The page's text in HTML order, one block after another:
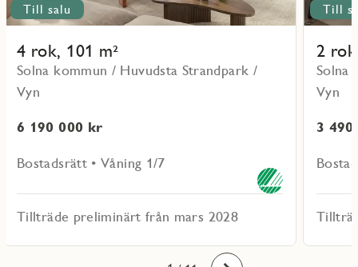
Till salu
4 rok, 101 m²
Solna kommun / Huvudsta Strandpark /
Vyn
6 190 000 kr
Bostadsrätt • Våning 1/7
Tillträde preliminärt från mars 2028
Till
2
Solna
Vyn
3